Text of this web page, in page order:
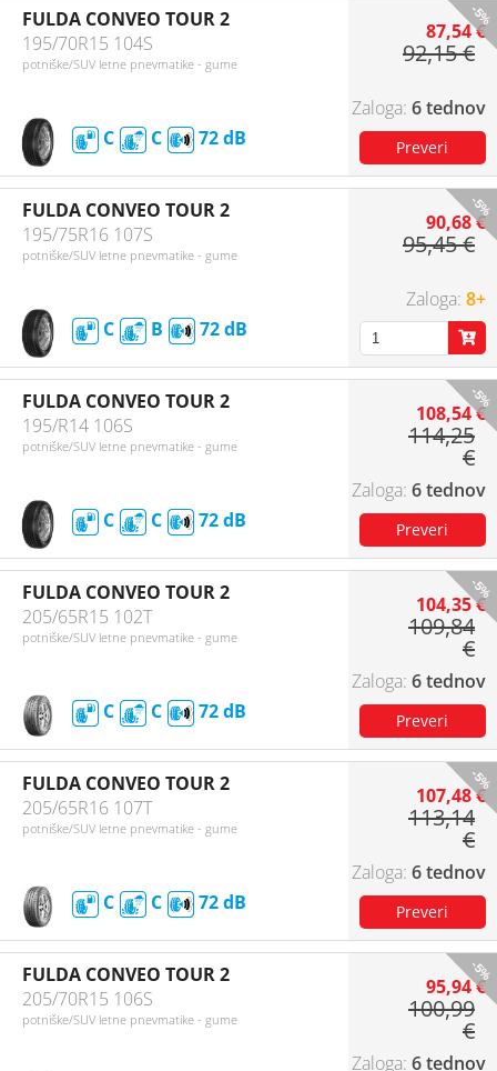
-5%
FULDA CONVEO TOUR 2
195/70R15 104S
potniške/SUV letne pnevmatike - gume
C C 72
87,54 €
92,15 €
6 tednov
-5%
FULDA CONVEO TOUR 2
195/75R16 107S
potniške/SUV letne pnevmatike - gume
C B 72
90,68 €
95,45 €
8+
-5%
FULDA CONVEO TOUR 2
195/R14 106S
potniške/SUV letne pnevmatike - gume
C C 72
108,54 €
114,25
€
6 tednov
-5%
FULDA CONVEO TOUR 2
205/65R15 102T
potniške/SUV letne pnevmatike - gume
C C 72
104,35 €
109,84
€
6 tednov
-5%
FULDA CONVEO TOUR 2
205/65R16 107T
potniške/SUV letne pnevmatike - gume
C C 72
107,48 €
113,14
€
6 tednov
-5%
FULDA CONVEO TOUR 2
205/70R15 106S
potniške/SUV letne pnevmatike - gume
95,94 €
100,99
€
6 tednov